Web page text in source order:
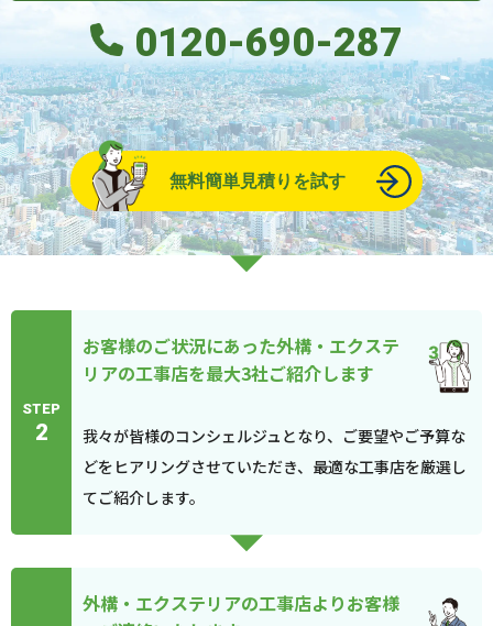
0120-690-287
無料簡単見積りを試す
STEP
2
お客様のご状況にあった外構・エクステ
リアの工事店を最大3社ご紹介します
我々が皆様のコンシェルジュとなり、ご要望やご予算な
どをヒアリングさせていただき、最適な工事店を厳選し
てご紹介します。
外構・エクステリアの工事店よりお客様